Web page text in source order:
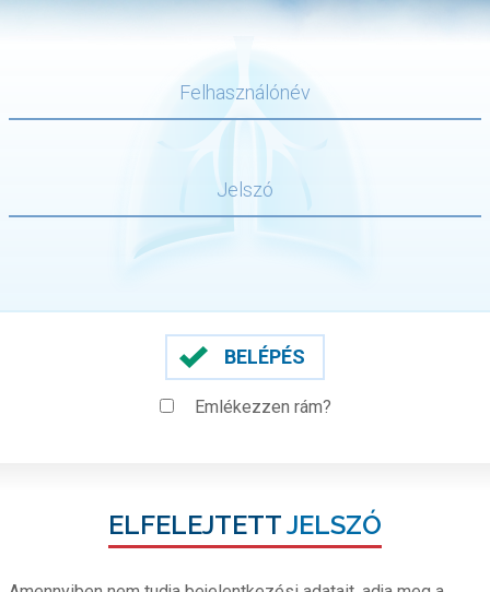
BELÉPÉS
Emlékezzen rám?
ELFELEJTETTJELSZÓ